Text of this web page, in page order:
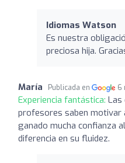
Idiomas Watson
Es nuestra
preciosa hija.
María Publicada en 6
Experiencia fantástica: Las
profesores saben motivar
ganado mucha confianza
diferencia en su fluidez.